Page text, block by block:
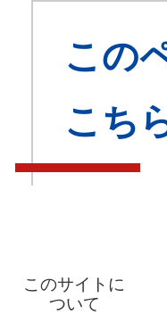
この
こち
このサイトに
ついて